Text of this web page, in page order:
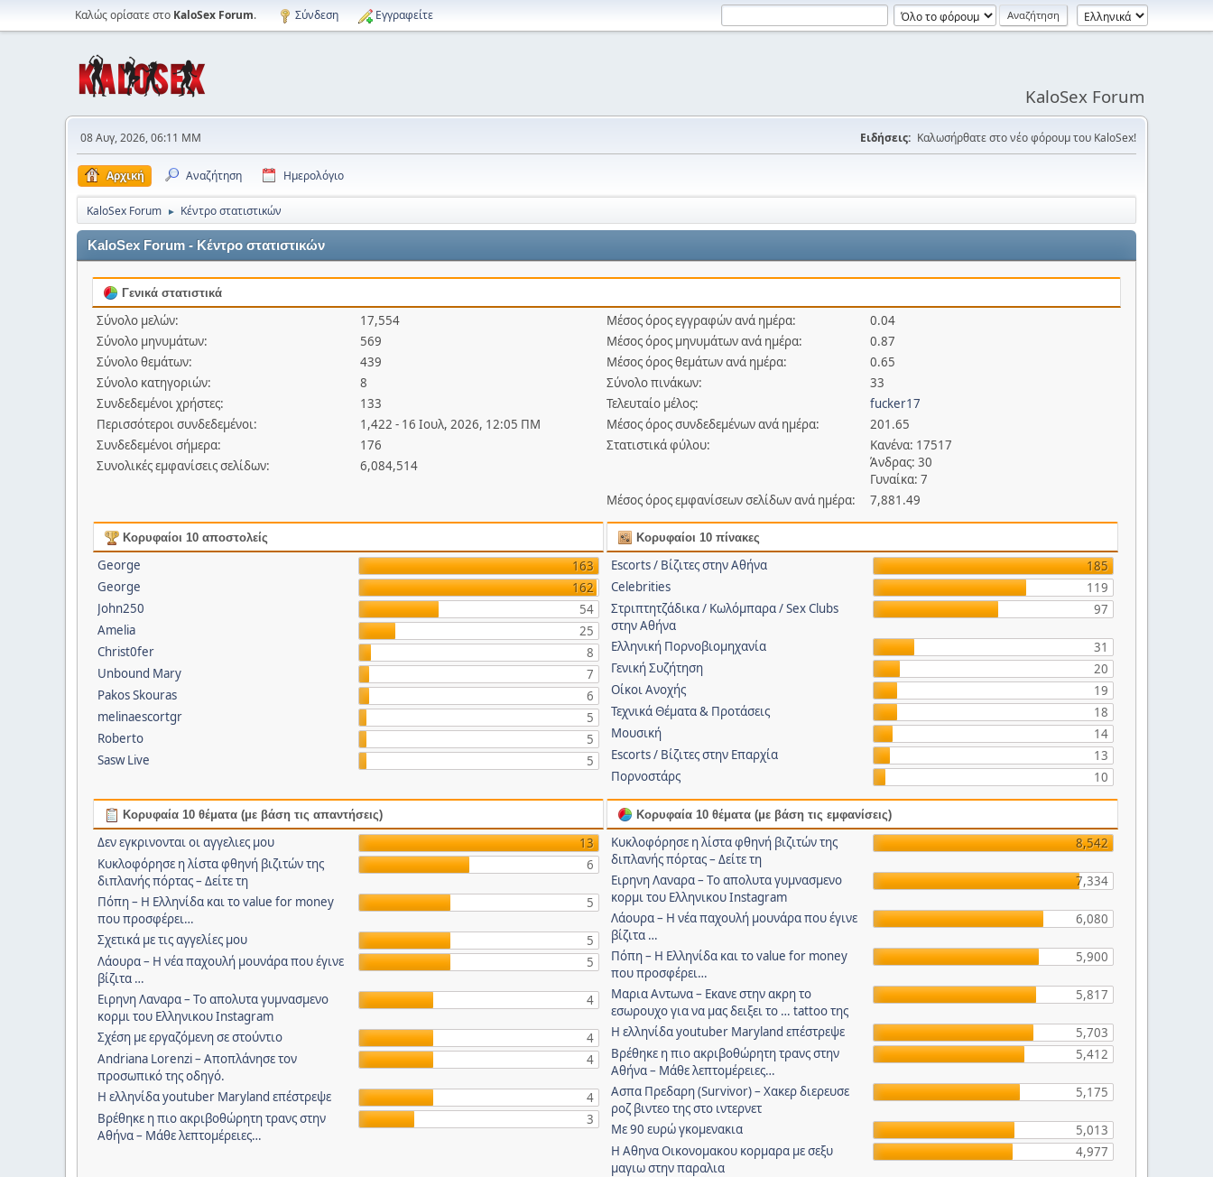
Καλώς ορίσατε στο KaloSex Forum. Σύνδεση Εγγραφείτε
KaloSex Forum
08 Αυγ, 2026, 06:11 ΜΜ Ειδήσεις: Καλωσήρθατε στο νέο φόρουμ του KaloSex!
Αρχική Αναζήτηση Ημερολόγιο
KaloSex Forum ► Κέντρο στατιστικών
KaloSex Forum - Κέντρο στατιστικών
Γενικά στατιστικά
Σύνολο μελών:
17,554
Σύνολο μηνυμάτων:
569
Σύνολο θεμάτων:
439
Σύνολο κατηγοριών:
8
Συνδεδεμένοι χρήστες:
133
Περισσότεροι συνδεδεμένοι:
1,422 - 16 Ιουλ, 2026, 12:05 ΠΜ
Συνδεδεμένοι σήμερα:
176
Συνολικές εμφανίσεις σελίδων:
6,084,514
Μέσος όρος εγγραφών ανά ημέρα:
0.04
Μέσος όρος μηνυμάτων ανά ημέρα:
0.87
Μέσος όρος θεμάτων ανά ημέρα:
0.65
Σύνολο πινάκων:
33
Τελευταίο μέλος:
fucker17
Μέσος όρος συνδεδεμένων ανά ημέρα:
201.65
Στατιστικά φύλου:
Κανένα: 17517
Άνδρας: 30
Γυναίκα: 7
Μέσος όρος εμφανίσεων σελίδων ανά ημέρα:
7,881.49
Κορυφαίοι 10 αποστολείς
George
163
George
162
John250
54
Amelia
25
Christ0fer
8
Unbound Mary
7
Pakos Skouras
6
melinaescortgr
5
Roberto
5
Sasw Live
5
Κορυφαίοι 10 πίνακες
Escorts / Βίζιτες στην Αθήνα
185
Celebrities
119
Στριπτητζάδικα / Κωλόμπαρα / Sex Clubs
στην Αθήνα
97
Ελληνική Πορνοβιομηχανία
31
Γενική Συζήτηση
20
Οίκοι Ανοχής
19
Τεχνικά Θέματα & Προτάσεις
18
Μουσική
14
Escorts / Βίζιτες στην Επαρχία
13
Πορνοστάρς
10
Κορυφαία 10 θέματα (με βάση τις απαντήσεις)
Δεν εγκρινονται οι αγγελιες μου
13
Κυκλοφόρησε η λίστα φθηνή βιζιτών της
διπλανής πόρτας – Δείτε τη
6
Πόπη – Η Ελληνίδα και το value for money
που προσφέρει…
5
Σχετικά με τις αγγελίες μου
5
Λάουρα – Η νέα παχουλή μουνάρα που έγινε
βίζιτα …
5
Ειρηνη Λαναρα – Tο απολυτα γυμνασμενο
κορμι του Ελληνικου Instagram
4
Σχέση με εργαζόμενη σε στούντιο
4
Andriana Lorenzi – Αποπλάνησε τον
προσωπικό της οδηγό.
4
Η ελληνίδα youtuber Maryland επέστρεψε
4
Βρέθηκε η πιο ακριβοθώρητη τρανς στην
Αθήνα – Μάθε λεπτομέρειες…
3
Κορυφαία 10 θέματα (με βάση τις εμφανίσεις)
Κυκλοφόρησε η λίστα φθηνή βιζιτών της
διπλανής πόρτας – Δείτε τη
8,542
Ειρηνη Λαναρα – Tο απολυτα γυμνασμενο
κορμι του Ελληνικου Instagram
7,334
Λάουρα – Η νέα παχουλή μουνάρα που έγινε
βίζιτα …
6,080
Πόπη – Η Ελληνίδα και το value for money
που προσφέρει…
5,900
Μαρια Αντωνα – Εκανε στην ακρη το
εσωρουχο για να μας δειξει το … tattoo της
5,817
Η ελληνίδα youtuber Maryland επέστρεψε
5,703
Βρέθηκε η πιο ακριβοθώρητη τρανς στην
Αθήνα – Μάθε λεπτομέρειες…
5,412
Ασπα Πρεδαρη (Survivor) – Χακερ διερευσε
ροζ βιντεο της στο ιντερνετ
5,175
Με 90 ευρώ γκομενακια
5,013
Η Αθηνα Οικονομακου κορμαρα με σεξυ
μαγιω στην παραλια
4,977